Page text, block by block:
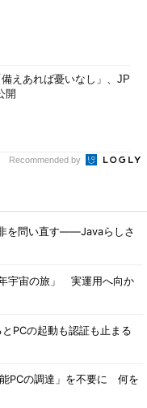
えあれば憂いなし」、JP
開
Recommended by
を問い直す――Javaらしさ
宇宙の旅」 実運用へ向か
PCの起動も認証も止まる
PCの調達」を不要に 何を